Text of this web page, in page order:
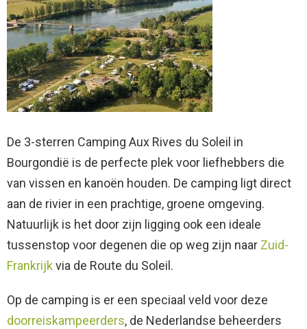
De 3-sterren Camping Aux Rives du Soleil in
Bourgondië is de perfecte plek voor liefhebbers die
van vissen en kanoën houden. De camping ligt direct
aan de rivier in een prachtige, groene omgeving.
Natuurlijk is het door zijn ligging ook een ideale
tussenstop voor degenen die op weg zijn naar Zuid-
Frankrijkvia de Route du Soleil.
Op de camping is er een speciaal veld voor deze
doorreiskampeerders, de Nederlandse beheerders